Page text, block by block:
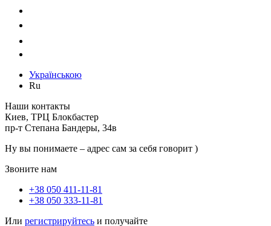
Українською
Ru
Наши контакты
Киев, ТРЦ Блокбастер
пр-т Степана Бандеры, 34в
Ну вы понимаете – адрес сам за себя говорит )
Звоните нам
+38 050 411-11-81
+38 050 333-11-81
Или регистрируйтесь и получайте